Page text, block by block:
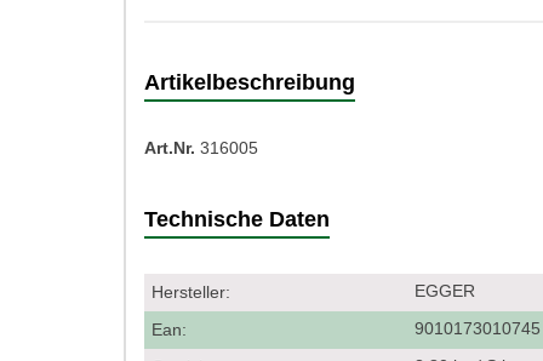
Artikelbeschreibung
Art.Nr. 316005
Technische Daten
Hersteller:
EGGER
Ean:
9010173010745